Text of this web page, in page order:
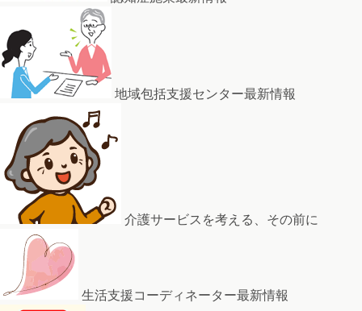
地域包括支援センター最新情報
介護サービスを考える、その前に
生活支援コーディネーター最新情報